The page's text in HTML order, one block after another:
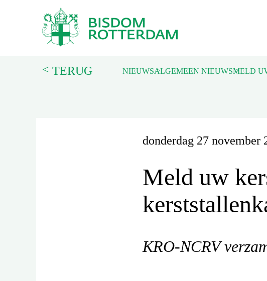
< TERUG NIEUWSALGEMEEN NIEUWS
donderdag 27 november
Meld uw
KRO-NCRV